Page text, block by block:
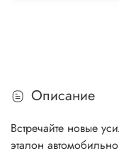
Описание
Встречайте новые
эталон